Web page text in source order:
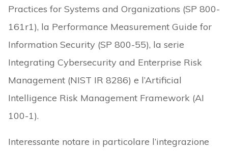
Practices for Systems and Organizations (SP 800-
161r1), la Performance Measurement Guide for
Information Security (SP 800-55), la serie
Integrating Cybersecurity and Enterprise Risk
Management (NIST IR 8286) e l’Artificial
Intelligence Risk Management Framework (AI
100-1).
Interessante notare in particolare l’integrazione